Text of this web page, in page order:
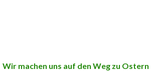
Wir machen uns auf den Weg zu Ostern